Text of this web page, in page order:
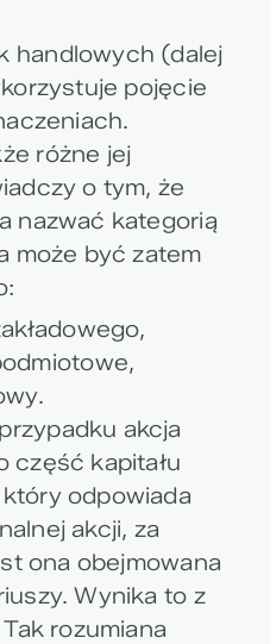
handlowych (dalej
pojęcie
różne jej
o tym, że
nazwać kategorią
może być zatem
akcja
część kapitału
który odpowiada
akcji, za
ona obejmowana
Wynika to z
rozumiana